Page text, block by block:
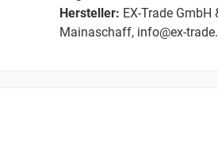
Hersteller: EX-Trade GmbH
Mainaschaff, info@ex-